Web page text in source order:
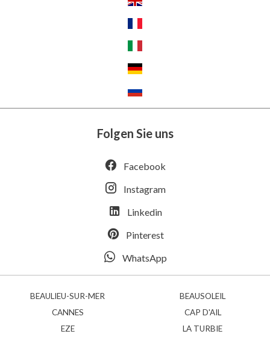
Folgen Sie uns
Facebook
Instagram
Linkedin
Pinterest
WhatsApp
BEAULIEU-SUR-MER
BEAUSOLEIL
CANNES
CAP D'AIL
EZE
LA TURBIE